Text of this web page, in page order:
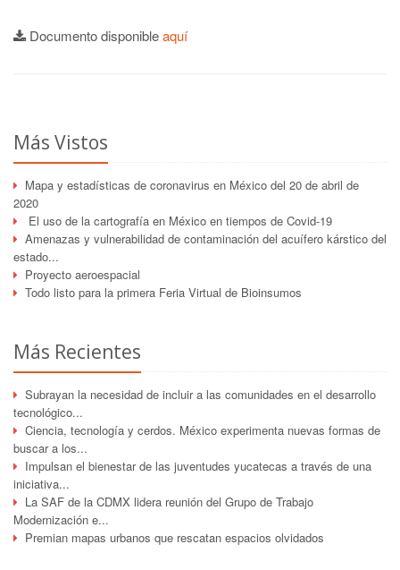
Documento disponibleaquí
Más Vistos
Mapa y estadísticas de coronavirus en México del 20 de abril de
2020
El uso de la cartografía en México en tiempos de Covid-19
Amenazas y vulnerabilidad de contaminación del acuífero kárstico del
estado...
Proyecto aeroespacial
Todo listo para la primera Feria Virtual de Bioinsumos
Más Recientes
Subrayan la necesidad de incluir a las comunidades en el desarrollo
tecnológico...
Ciencia, tecnología y cerdos. México experimenta nuevas formas de
buscar a los...
Impulsan el bienestar de las juventudes yucatecas a través de una
iniciativa...
La SAF de la CDMX lidera reunión del Grupo de Trabajo
Modernización e...
Premian mapas urbanos que rescatan espacios olvidados